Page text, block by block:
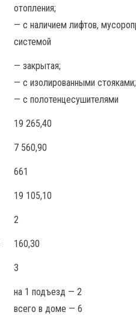
отопления;
— с наличием лифтов,
системой
— закрытая;
— с изолированными стояками;
— с полотенцесушителями
19 265,40
7 560,90
661
19 105,10
2
160,30
3
на 1 подъезд — 2
всего в доме — 6